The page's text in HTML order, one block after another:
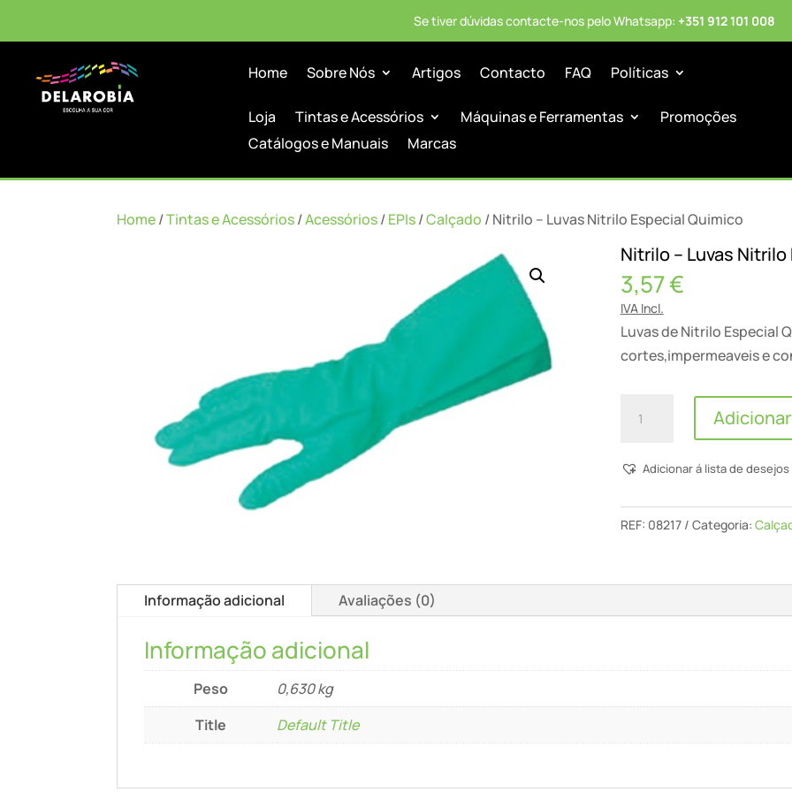
Se tiver dúvidas contacte-nos pelo Whatsapp: +351 912 101 008
Home Sobre Nós Artigos Contacto FAQ Políticas
Loja Tintas e Acessórios Máquinas e Ferramentas
Promoções
Catálogos e Manuais
Marcas
Home/Tintas e Acessórios/Acessórios/EPIs/Calçado / Nitrilo – Luvas Nitrilo Especial Quimico
Nitrilo – Luvas
3,57€
IVA Incl.
Luvas de Nitrilo Especial
cortes,impermeaveis e
Quantidade
-
Nitrilo
Adicionar
Adicionar á lista de desejos
REF: 08217 Categoria:
Informação adicional Avaliações (0)
Informação adicional
Peso
0,630 kg
Title
Default Title